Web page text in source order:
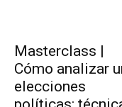
Masterclass |
Cómo analizar
elecciones